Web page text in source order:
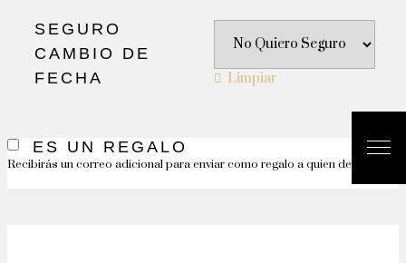
SEGURO
CAMBIO DE
FECHA
Limpiar
ES UN REGALO
Recibirás un correo adicional para enviar como regalo a quien desees